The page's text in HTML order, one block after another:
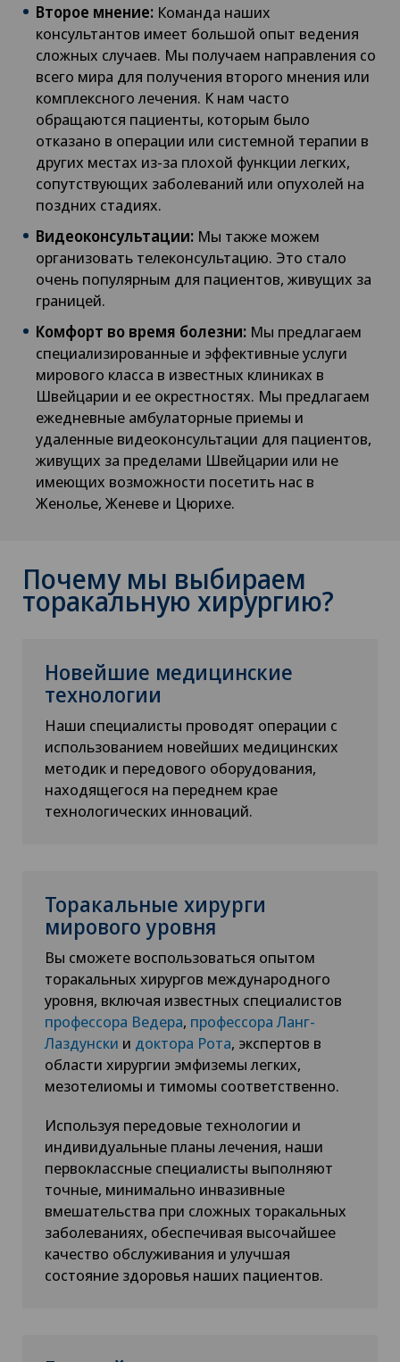
Второе мнение: Команда наших
консультантов имеет большой опыт ведения
сложных случаев. Мы получаем направления со
всего мира для получения второго мнения или
комплексного лечения. К нам часто
обращаются пациенты, которым было
отказано в операции или системной терапии в
других местах из-за плохой функции легких,
сопутствующих заболеваний или опухолей на
поздних стадиях.
Видеоконсультации: Мы также можем
организовать телеконсультацию. Это стало
очень популярным для пациентов, живущих за
границей.
Комфорт во время болезни: Мы предлагаем
специализированные и эффективные услуги
мирового класса в известных клиниках в
Швейцарии и ее окрестностях. Мы предлагаем
ежедневные амбулаторные приемы и
удаленные видеоконсультации для пациентов,
живущих за пределами Швейцарии или не
имеющих возможности посетить нас в
Женолье, Женеве и Цюрихе.
Почему мы выбираем
торакальную хирургию?
Новейшие медицинские
технологии
Наши специалисты проводят операции с
использованием новейших медицинских
методик и передового оборудования,
находящегося на переднем крае
технологических инноваций.
Торакальные хирурги
мирового уровня
Вы сможете воспользоваться опытом
торакальных хирургов международного
уровня, включая известных специалистов
профессора Ведера, профессора Ланг-
Лаздунски и доктора Рота, экспертов в
области хирургии эмфиземы легких,
мезотелиомы и тимомы соответственно.
Используя передовые технологии и
индивидуальные планы лечения, наши
первоклассные специалисты выполняют
точные, минимально инвазивные
вмешательства при сложных торакальных
заболеваниях, обеспечивая высочайшее
качество обслуживания и улучшая
состояние здоровья наших пациентов.